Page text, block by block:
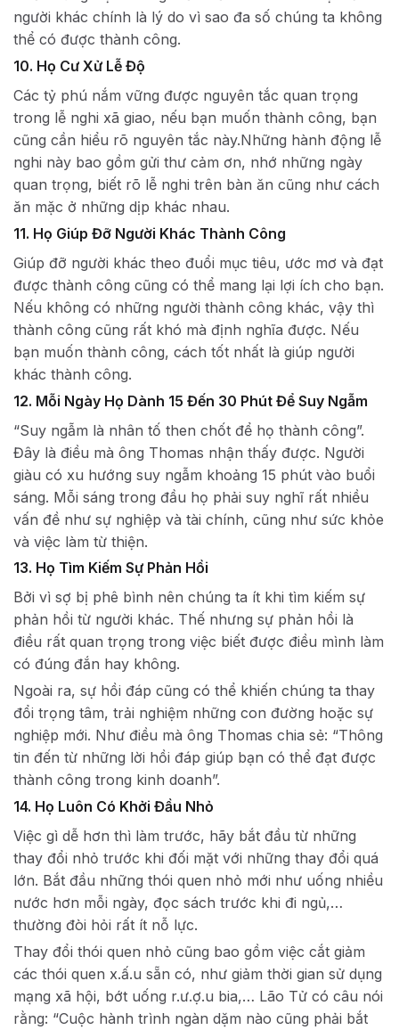
người khác chính là lý do vì sao đa số chúng ta không
thể có được thành công.
10. Họ Cư Xử Lễ Độ
Các tỷ phú nắm vững được nguyên tắc quan trọng
trong lễ nghi xã giao, nếu bạn muốn thành công, bạn
cũng cần hiểu rõ nguyên tắc này.Những hành động lễ
nghi này bao gồm gửi thư cảm ơn, nhớ những ngày
quan trọng, biết rõ lễ nghi trên bàn ăn cũng như cách
ăn mặc ở những dịp khác nhau.
11. Họ Giúp Đỡ Người Khác Thành Công
Giúp đỡ người khác theo đuổi mục tiêu, ước mơ và đạt
được thành công cũng có thể mang lại lợi ích cho bạn.
Nếu không có những người thành công khác, vậy thì
thành công cũng rất khó mà định nghĩa được. Nếu
bạn muốn thành công, cách tốt nhất là giúp người
khác thành công.
12. Mỗi Ngày Họ Dành 15 Đến 30 Phút Để Suy Ngẫm
“Suy ngẫm là nhân tố then chốt để họ thành công”.
Đây là điều mà ông Thomas nhận thấy được. Người
giàu có xu hướng suy ngẫm khoảng 15 phút vào buổi
sáng. Mỗi sáng trong đầu họ phải suy nghĩ rất nhiều
vấn đề như sự nghiệp và tài chính, cũng như sức khỏe
và việc làm từ thiện.
13. Họ Tìm Kiếm Sự Phản Hồi
Bởi vì sợ bị phê bình nên chúng ta ít khi tìm kiếm sự
phản hồi từ người khác. Thế nhưng sự phản hồi là
điều rất quan trọng trong việc biết được điều mình làm
có đúng đắn hay không.
Ngoài ra, sự hồi đáp cũng có thể khiến chúng ta thay
đổi trọng tâm, trải nghiệm những con đường hoặc sự
nghiệp mới. Như điều mà ông Thomas chia sẻ: “Thông
tin đến từ những lời hồi đáp giúp bạn có thể đạt được
thành công trong kinh doanh”.
14. Họ Luôn Có Khởi Đầu Nhỏ
Việc gì dễ hơn thì làm trước, hãy bắt đầu từ những
thay đổi nhỏ trước khi đối mặt với những thay đổi quá
lớn. Bắt đầu những thói quen nhỏ mới như uống nhiều
nước hơn mỗi ngày, đọc sách trước khi đi ngủ,…
thường đòi hỏi rất ít nỗ lực.
Thay đổi thói quen nhỏ cũng bao gồm việc cắt giảm
các thói quen x.ấ.u sẵn có, như giảm thời gian sử dụng
mạng xã hội, bớt uống r.ư.ợ.u bia,… Lão Tử có câu nói
rằng: “Cuộc hành trình ngàn dặm nào cũng phải bắt